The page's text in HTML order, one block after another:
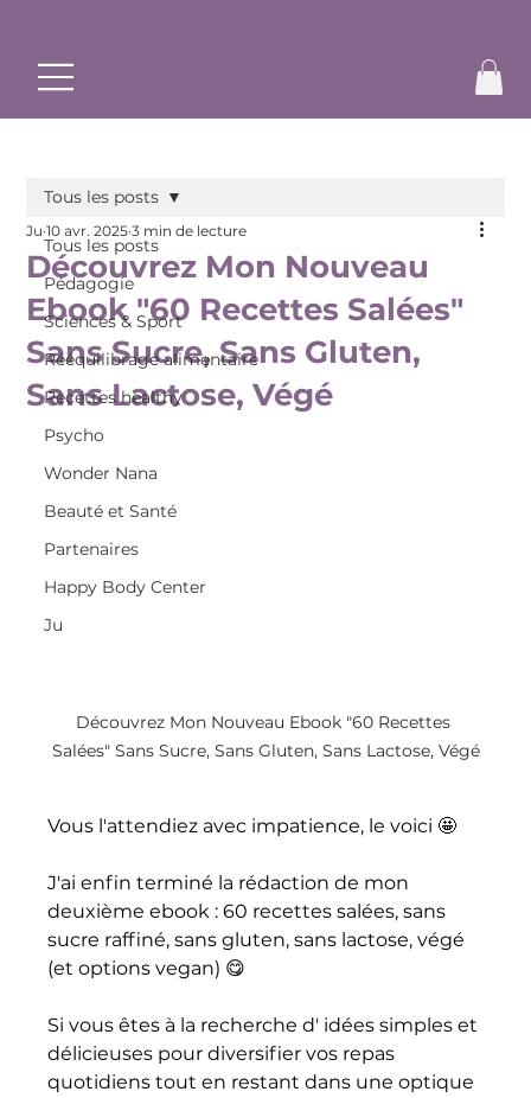
Tous les posts
Pédagogie
Sciences & Sport
Rééquilibrage alimentaire
Recettes healthy
Psycho
Wonder Nana
Beauté et Santé
Partenaires
Happy Body Center
Ju
Tous les posts
Découvrez Mon Nouveau
Ebook "60 Recettes Salées"
Sans Sucre, Sans Gluten,
Sans Lactose, Végé
Ju 10 avr. 2025 3 min de lecture
Découvrez Mon Nouveau Ebook "60 Recettes
Salées" Sans Sucre, Sans Gluten, Sans Lactose, Végé
Vous l'attendiez avec impatience, le voici 🤩
J'ai enfin terminé la rédaction de mon
deuxième ebook : 60 recettes salées, sans
sucre raffiné, sans gluten, sans lactose, végé
(et options vegan) 😋
Si vous êtes à la recherche d' idées simples et
délicieuses pour diversifier vos repas
quotidiens tout en restant dans une optique